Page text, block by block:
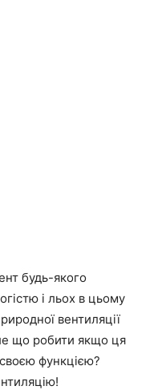
будь-якого
і льох в цьому
вентиляції
що робити якщо ця
функцією?